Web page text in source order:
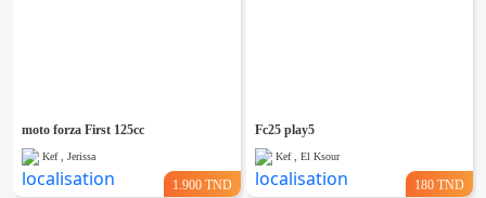
moto forza First 125cc
Kef , Jerissa
1.900 TND
Fc25 play5
Kef , El Ksour
180 TND